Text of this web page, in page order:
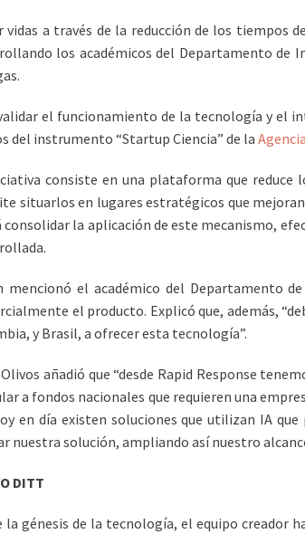
vidas a través de la reducción de los tiempos
los académicos del Departamento de
el funcionamiento de la tecnología y el
del instrumento “Startup Ciencia” de la
consiste en una plataforma que
situarlos en lugares estratégicos que
consolidar la aplicación de este mecanismo,
mencionó el académico del Departamento
el producto. Explicó que, además,
y Brasil, a ofrecer esta tecnología”.
Olivos añadió que “desde Rapid Response
a fondos nacionales que requieren una
en día existen soluciones que utilizan IA
nuestra solución, ampliando así nuestro
DITT
la génesis de la tecnología, el equipo creador